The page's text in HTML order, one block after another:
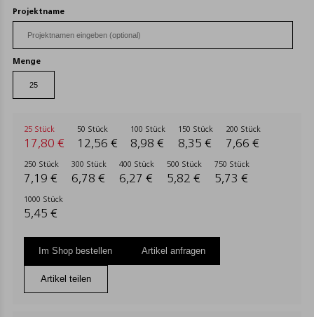
Projektname
Menge
25 Stück
17,80 €
50 Stück
12,56 €
100 Stück
8,98 €
150 Stück
8,35 €
200 Stück
7,66 €
250 Stück
7,19 €
300 Stück
6,78 €
400 Stück
6,27 €
500 Stück
5,82 €
750 Stück
5,73 €
1000 Stück
5,45 €
Im Shop bestellen Artikel anfragen
Artikel teilen